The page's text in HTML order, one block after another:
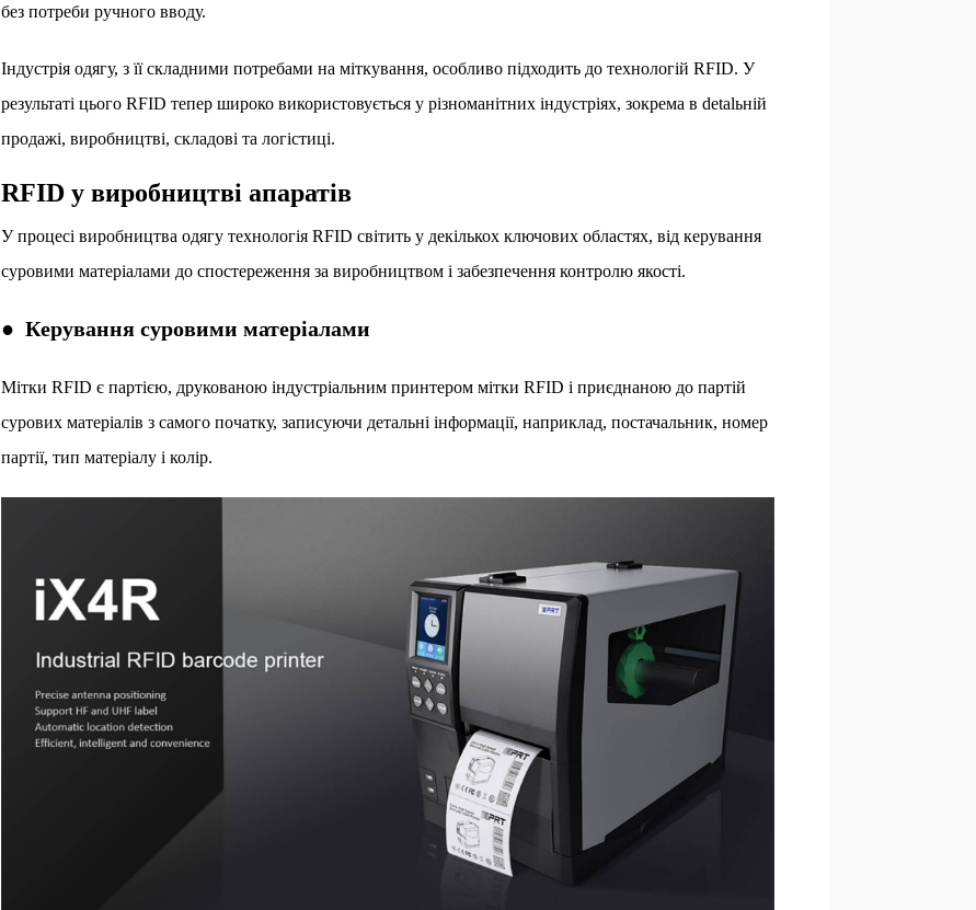
без потреби ручного вводу.
Індустрія одягу, з її складними потребами на міткування, особливо підходить до технологій RFID. У
результаті цього RFID тепер широко використовується у різноманітних індустріях, зокрема в detalьній
продажі, виробництві, складові та логістиці.
RFID у виробництві апаратів
У процесі виробництва одягу технологія RFID світить у декількох ключових областях, від керування
суровими матеріалами до спостереження за виробництвом і забезпечення контролю якості.
● Керування суровими матеріалами
Мітки RFID є партією, друкованою індустріальним принтером мітки RFID і приєднаною до партій
сурових матеріалів з самого початку, записуючи детальні інформації, наприклад, постачальник, номер
партії, тип матеріалу і колір.